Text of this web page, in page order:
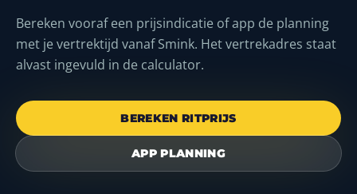
Bereken vooraf een prijsindicatie of app de planning
met je vertrektijd vanaf Smink. Het vertrekadres staat
alvast ingevuld in de calculator.
BEREKEN RITPRIJS
APP PLANNING